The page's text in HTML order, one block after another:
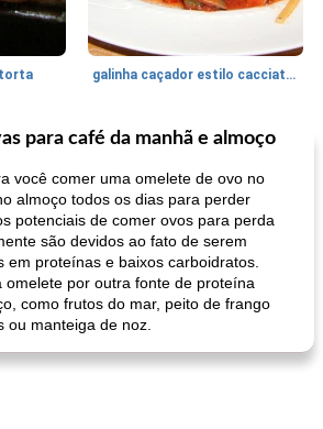
galinha caçador estilo cacciatore
1470min
'slaw'
25min
Punch Beverage
perfurador de romã temperada
para café da manhã e almoço
você comer uma omelete de ovo no
almoço todos os dias para perder
potenciais de comer ovos para perda
são devidos ao fato de serem
em proteínas e baixos carboidratos.
omelete por outra fonte de proteína
como frutos do mar, peito de frango
ou manteiga de noz.